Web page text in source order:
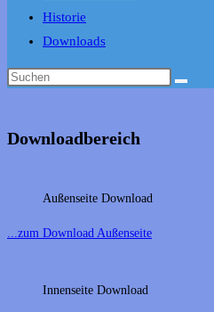
Historie
Downloads
Downloadbereich
Außenseite Download
...zum Download Außenseite
Innenseite Download